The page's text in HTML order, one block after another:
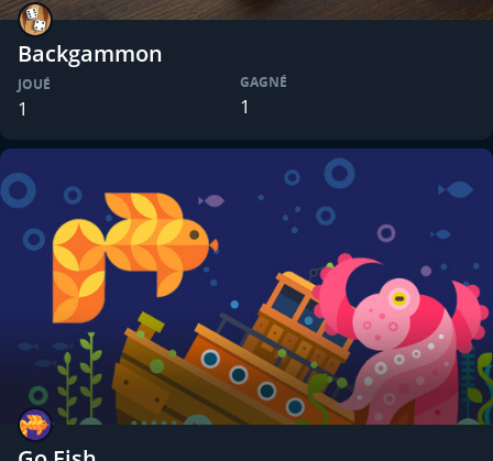
Backgammon
JOUÉ
1
GAGNÉ
1